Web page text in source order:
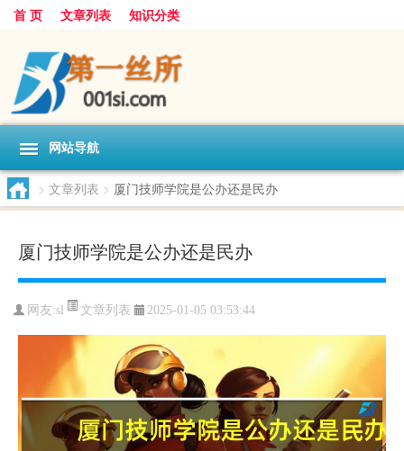
首 页 文章列表 知识分类
网站导航
> 文章列表 > 厦门技师学院是公办还是民办
厦门技师学院是公办还是民办
网友:sl 文章列表 2025-01-05 03:53:44